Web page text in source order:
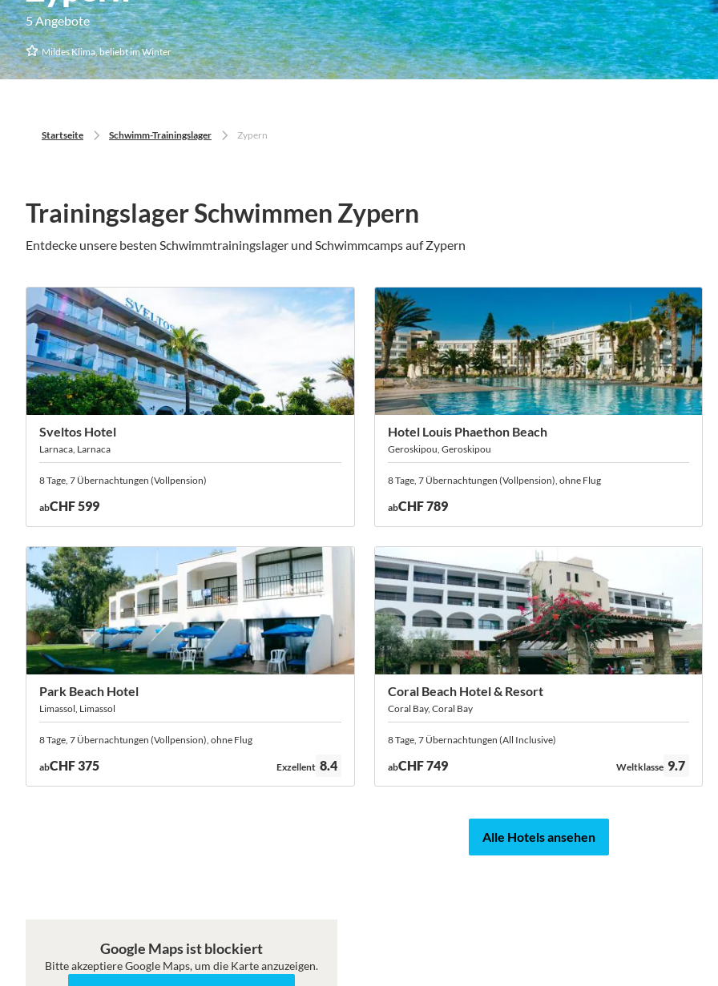
5 Angebote
Mildes Klima, beliebt im Winter
Startseite Schwimm-Trainingslager Zypern
Trainingslager Schwimmen Zypern
Entdecke unsere besten Schwimmtrainingslager und Schwimmcamps auf Zypern
Sveltos Hotel
Larnaca, Larnaca
8 Tage, 7 Übernachtungen (Vollpension)
abCHF 599
Hotel Louis Phaethon Beach
Geroskipou, Geroskipou
8 Tage, 7 Übernachtungen (Vollpension), ohne Flug
abCHF 789
Park Beach Hotel
Limassol, Limassol
8 Tage, 7 Übernachtungen (Vollpension), ohne Flug
abCHF 375 Bewertung:
Exzellent 8.4
Coral Beach Hotel & Resort
Coral Bay, Coral Bay
8 Tage, 7 Übernachtungen (All Inclusive)
abCHF 749 Bewertung:
Weltklasse 9.7
Alle Hotels ansehen
Google Maps ist blockiert
Bitte akzeptiere Google Maps, um die Karte anzuzeigen.